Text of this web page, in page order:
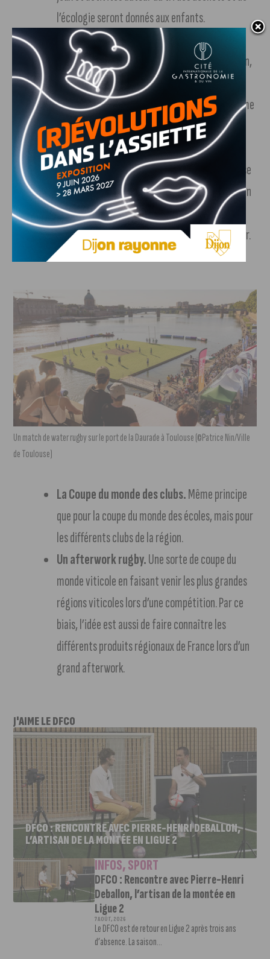
l’écologie seront donnés aux enfants.
Des fromages aux couleurs de la Coupe du
Monde.En partenariat avec la fromagerie Delin,
la ligue va faire un fromage spécial Coupe du
Monde. À l’intérieur du papier, vous pourrez même
retrouver des jeux à gratter afin de gagner de
nombreux lots.
Le Water-rugby.L’un des plus gros projet qui se
déroulerait sur 3-4 jours. Le concept ? Un terrain
de rugby flottant, des équipes de 5, pas de
touche, ni d’en-but. Il faut plonger pour marquer.
Le lieu reste encore à définir.
Un match de water rugby sur le port de la Daurade à Toulouse (©Patrice Nin/Ville
de Toulouse)
La Coupe du monde des clubs.Même principe
que pour la coupe du monde des écoles, mais pour
les différents clubs de la région.
Un afterwork rugby.Une sorte de coupe du
monde viticole en faisant venir les plus grandes
régions viticoles lors d’une compétition. Par ce
biais, l’idée est aussi de faire connaître les
différents produits régionaux de France lors d’un
grand afterwork.
J'AIME LE DFCO
DFCO : RENCONTRE AVEC PIERRE-HENRI DEBALLON,
L’ARTISAN DE LA MONTÉE EN LIGUE 2
INFOS,SPORT
DFCO : Rencontre avec Pierre-Henri
Deballon, l’artisan de la montée en
Ligue 2
7 AOÛT, 2026
Le DFCO est de retour en Ligue 2 après trois ans
d’absence. La saison...